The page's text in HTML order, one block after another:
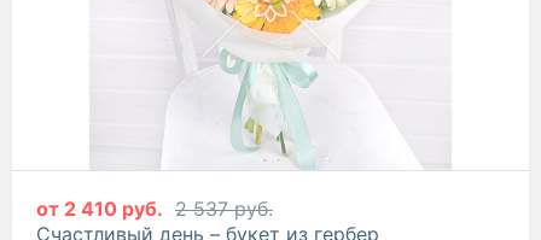
от 2 410 руб. 2 537 руб.
Счастливый день – букет из гербер